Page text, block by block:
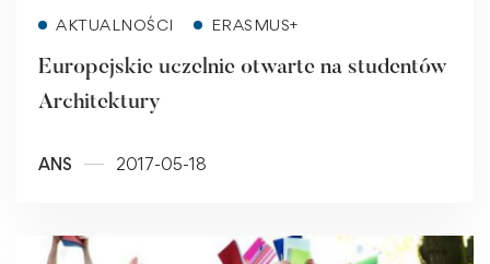
AKTUALNOŚCI ERASMUS+
Europejskie uczelnie otwarte na studentów
Architektury
ANS 2017-05-18